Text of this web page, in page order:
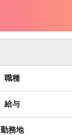
職種
給与
勤務地